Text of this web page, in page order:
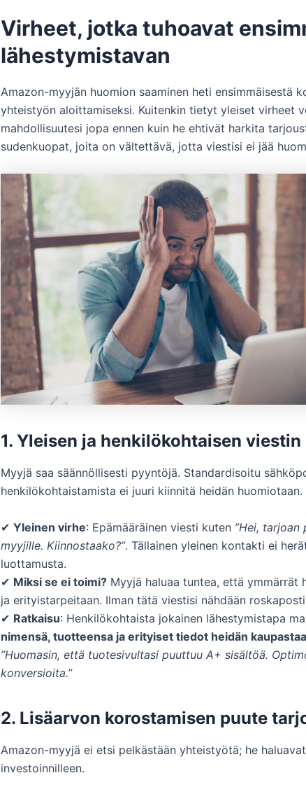
Virheet, jotka tuhoavat
lähestymistavan
Amazon-myyjän huomion saaminen heti ensimmäisestä
yhteistyön aloittamiseksi. Kuitenkin tietyt yleiset virheet
mahdollisuutesi jopa ennen kuin he ehtivät harkita
sudenkuopat, joita on vältettävä, jotta viestisi ei jää
1. Yleisen ja henkilökohtaisen
Myyjä saa säännöllisesti pyyntöjä. Standardisoitu
henkilökohtaistamista ei juuri kiinnitä heidän huomiotaan.
✔ Yleinen virhe: Epämääräinen viesti kuten ”Hei, tarjoan
myyjille. Kiinnostaako?”. Tällainen yleinen kontakti ei
luottamusta.
✔ Miksi se ei toimi? Myyjä haluaa tuntea, että ymmärrät
ja erityistarpeitaan. Ilman tätä viestisi nähdään
✔ Ratkaisu: Henkilökohtaista jokainen lähestymistapa
nimensä, tuotteensa ja erityiset tiedot heidän
”Huomasin, että tuotesivultasi puuttuu A+ sisältöä.
konversioita.”
2. Lisäarvon korostamisen puute
Amazon-myyjä ei etsi pelkästään yhteistyötä; he
investoinnilleen.